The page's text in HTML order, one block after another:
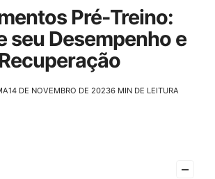
Pré-Treino:
seu Desempenho e
14 DE NOVEMBRO DE 20236 MIN DE LEITURA
–